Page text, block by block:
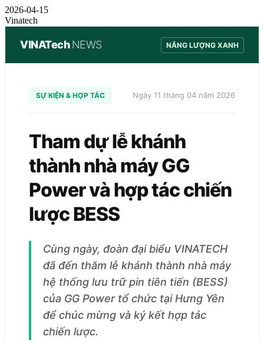
2026-04-15
Vinatech
VINATechNEWS NĂNG LƯỢNG XANH
SỰ KIỆN & HỢP TÁC Ngày 11 tháng 04 năm 2026
Tham dự lễ khánh
thành nhà máy GG
Power và hợp tác chiến
lược BESS
Cùng ngày, đoàn đại biểu VINATECH
đã đến thăm lễ khánh thành nhà máy
hệ thống lưu trữ pin tiên tiến (BESS)
của GG Power tổ chức tại Hưng Yên
để chúc mừng và ký kết hợp tác
chiến lược.